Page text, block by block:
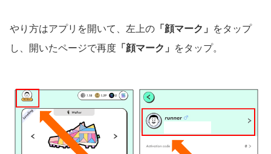
やり方はアプリを開いて、左上の 「顔マーク」
をタップ
し、開いたページで再度 「顔マーク」 をタップ。